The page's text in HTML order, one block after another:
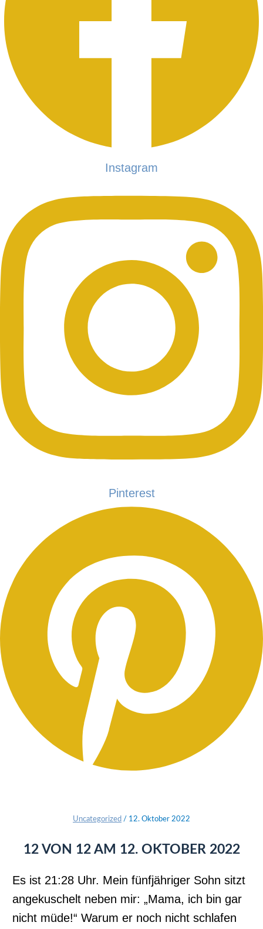
Instagram
Pinterest
Uncategorized / 12. Oktober 2022
12 VON 12 AM 12. OKTOBER 2022
Es ist 21:28 Uhr. Mein fünfjähriger Sohn sitzt
angekuschelt neben mir: „Mama, ich bin gar
nicht müde!“ Warum er noch nicht schlafen